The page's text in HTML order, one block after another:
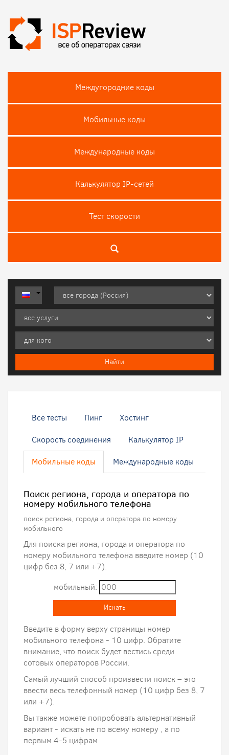
Междугородние коды
Мобильные коды
Международные коды
Калькулятор IP-сетей
Тест скороcти
Все тесты Пинг Хостинг
Скорость соединения Калькулятор IP
Мобильные коды Международные коды
Поиск региона, города и оператора по
номеру мобильного телефона
поиск региона, города и оператора по номеру
мобильного
Для поиска региона, города и оператора по
номеру мобильного телефона введите номер (10
цифр без 8, 7 или +7).
мобильный:
Искать
Введите в форму верху страницы номер
мобильного телефона - 10 цифр. Обратите
внимание, что поиск будет вестись среди
сотовых операторов России.
Самый лучший способ произвести поиск – это
ввести весь телефонный номер (10 цифр без 8, 7
или +7).
Вы также можете попробовать альтернативный
вариант - искать не по всему номеру , а по
первым 4-5 цифрам